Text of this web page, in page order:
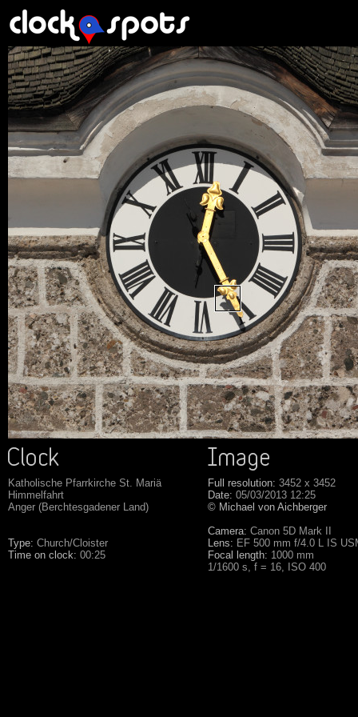
Katholische Pfarrkirche St. Mariä
Himmelfahrt
Anger (Berchtesgadener Land)
Type: Church/Cloister
Time on clock: 00:25
Full resolution: 3452 x 3452
Date: 05/03/2013 12:25
© Michael von Aichberger
Camera: Canon 5D Mark II
Lens: EF 500 mm f/4.0 L IS
Focal length: 1000 mm
1/1600 s, f = 16, ISO 400